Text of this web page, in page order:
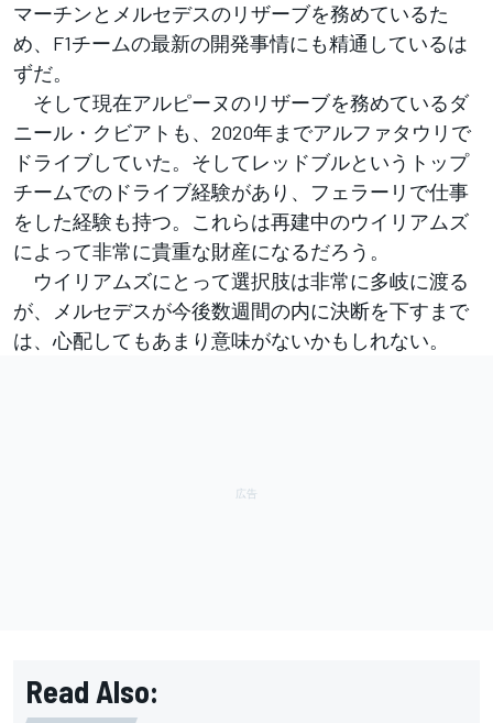
マーチンとメルセデスのリザーブを務めているた
め、F1チームの最新の開発事情にも精通しているは
ずだ。
そして現在アルピーヌのリザーブを務めているダ
ニール・クビアトも、2020年までアルファタウリで
ドライブしていた。そしてレッドブルというトップ
チームでのドライブ経験があり、フェラーリで仕事
をした経験も持つ。これらは再建中のウイリアムズ
によって非常に貴重な財産になるだろう。
ウイリアムズにとって選択肢は非常に多岐に渡る
が、メルセデスが今後数週間の内に決断を下すまで
は、心配してもあまり意味がないかもしれない。
Read Also: